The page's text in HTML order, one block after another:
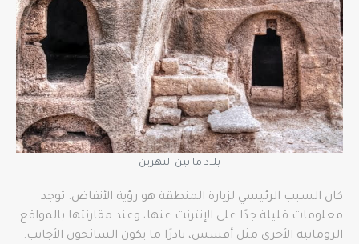
بلاد ما بين النهرين
كان السبب الرئيسي لزيارة المنطقة هو رؤية الأنقاض. توجد
معلومات قليلة جدًا على الإنترنت عنها، وعند مقارنتها بالمواقع
الرومانية الأخرى مثل أفسس، نادرًا ما يكون السائحون الأجانب.